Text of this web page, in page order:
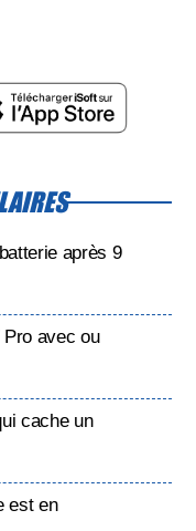
après 9
avec ou
cache un
est en